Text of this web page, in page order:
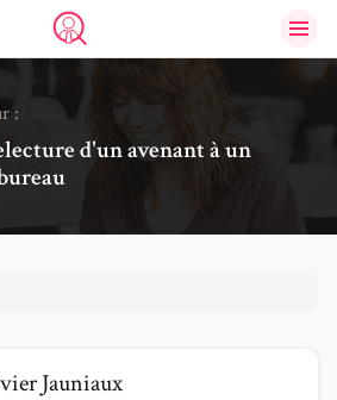
Trouve un avocat
:
d'un avenant à un
Jauniaux
Jauniaux